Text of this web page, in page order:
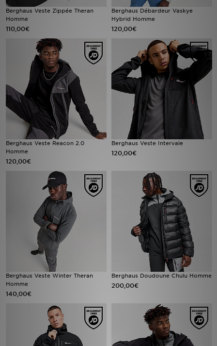
Berghaus Veste Zippée Theran
Homme
110,00€
Berghaus Débardeur Vaskye
Hybrid Homme
120,00€
Berghaus Veste Reacon 2.0
Homme
120,00€
Berghaus Veste Intervale
120,00€
Berghaus Veste Winter Theran
Homme
140,00€
Berghaus Doudoune Chulu Homme
200,00€
Sports
Mon JD
Suivre Ma Commande
Service client
Nos Magasins
Télécharge l'Appli